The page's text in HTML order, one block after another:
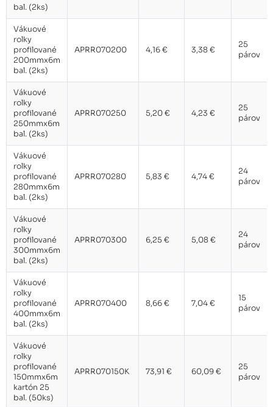
bal. (2ks)
Vákuové
rolky
profilované
200mmx6m
bal. (2ks)
APRR070200 4,16 € 3,38 €
25
párov
Vákuové
rolky
profilované
250mmx6m
bal. (2ks)
APRR070250 5,20 € 4,23 €
25
párov
Vákuové
rolky
profilované
280mmx6m
bal. (2ks)
APRR070280 5,83 € 4,74 €
24
párov
Vákuové
rolky
profilované
300mmx6m
bal. (2ks)
APRR070300 6,25 € 5,08 €
24
párov
Vákuové
rolky
profilované
400mmx6m
bal. (2ks)
APRR070400 8,66 € 7,04 €
15
párov
Vákuové
rolky
profilované
150mmx6m
kartón 25
bal. (50ks)
APRR070150K 73,91 € 60,09 €
25
párov